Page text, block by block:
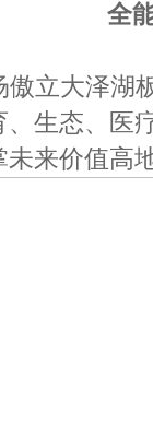
全
傲立大泽湖
生态、医
来价值高